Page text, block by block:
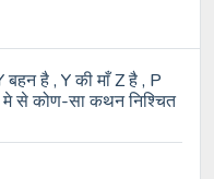
है , Y की माँ Z है , P
मे से कोण-सा कथन निश्चित